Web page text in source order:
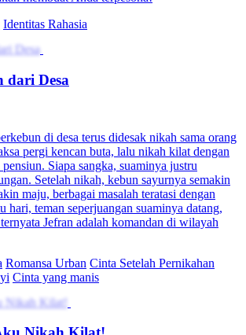
Pura Miskin
dan punya anak sebelum ulang tahun ke-25
Setelah dikhianati Adrian, ia nekat nikah
pria misterius yang ternyata kakak masa
dengan adiknya, Lestari, dan intrik
Fajar saling mendukung hingga cinta